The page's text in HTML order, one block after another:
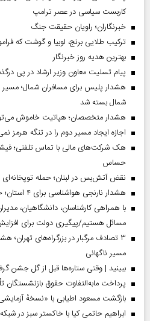
کاربست سیاسی در عصر ترامپ
خبرنگاران؛ راویان حقیقت جنگ
ترکیب طلایی برنج، لوبیا و گوشت که
بهترین هدیه روز خبرنگار
پیام تسلیت معاون وزیر ارشاد در پی
هشدار پلیس برای مسافران شمال؛
شمال بسته شد
هشدار متخصصان؛ هپاتیت خاموش
اجازه ایجاد مسیر دوم را در تنگه هرمز
هک شرکت‌های مالی با تماس تلفنی؛
حساس
نقض آتش‌بس در لبنان؛ حمله توپخانه‌ای
هشدار نارنجی هواشناسی برای ۴ استان؛ خطر سیلاب و رعدوبرق در ارتفاعات
با همراهی کارشناسان، دانشگاهیان،
مسائل هستیم/پیگیری دولت برای افزایش
۳ تصادف مرگبار در بزرگراه‌های تهران؛
مسیر ناگهانی
ببینید | وقتی ستاره‌ها قبل از گل جشن
پرداخت مابه‌التفاوت حقوق بازنشستگان
بازگشت مسعود اطیابی با «نسخهٔ
ابراهیم حاتمی کیا با خاکستر سبز در